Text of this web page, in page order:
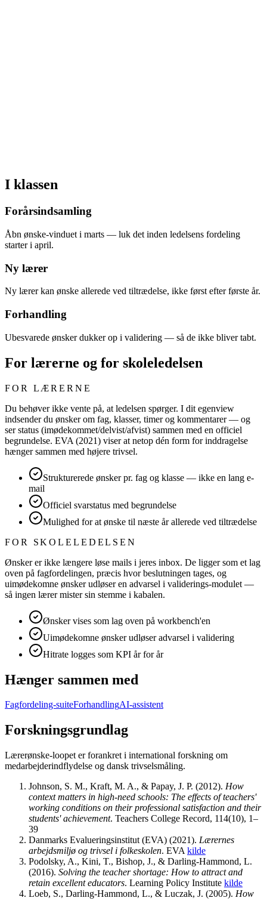
I klassen
Forårsindsamling
Åbn ønske-vinduet i marts — luk det inden ledelsens fordeling
starter i april.
Ny lærer
Ny lærer kan ønske allerede ved tiltrædelse, ikke først efter første år.
Forhandling
Ubesvarede ønsker dukker op i validering — så de ikke bliver tabt.
For lærerne og for skoleledelsen
FOR LÆRERNE
Du behøver ikke vente på, at ledelsen spørger. I dit egenview
indsender du ønsker om fag, klasser, timer og kommentarer — og
ser status (imødekommet/delvist/afvist) sammen med en officiel
begrundelse. EVA (2021) viser at netop dén form for inddragelse
hænger sammen med højere trivsel.
Strukturerede ønsker pr. fag og klasse — ikke en lang e-
mail
Officiel svarstatus med begrundelse
Mulighed for at ønske til næste år allerede ved tiltrædelse
FOR SKOLELEDELSEN
Ønsker er ikke længere løse mails i jeres inbox. De ligger som et lag
oven på fagfordelingen, præcis hvor beslutningen tages, og
uimødekomne ønsker udløser en advarsel i validerings-modulet —
så ingen lærer mister sin stemme i kabalen.
Ønsker vises som lag oven på workbench'en
Uimødekomne ønsker udløser advarsel i validering
Hitrate logges som KPI år for år
Hænger sammen med
Fagfordeling-suiteForhandlingAI-assistent
Forskningsgrundlag
Lærerønske-loopet er forankret i international forskning om
medarbejderindflydelse og dansk trivselsmåling.
Johnson, S. M., Kraft, M. A., & Papay, J. P. (2012). How
context matters in high-need schools: The effects of teachers'
working conditions on their professional satisfaction and their
students' achievement. Teachers College Record, 114(10), 1–
39
Danmarks Evalueringsinstitut (EVA) (2021). Lærernes
arbejdsmiljø og trivsel i folkeskolen. EVA kilde
Podolsky, A., Kini, T., Bishop, J., & Darling-Hammond, L.
(2016). Solving the teacher shortage: How to attract and
retain excellent educators. Learning Policy Institute kilde
Loeb, S., Darling-Hammond, L., & Luczak, J. (2005). How